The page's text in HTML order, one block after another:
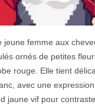
jeune femme aux
ornés de petites
rouge. Elle tient
avec une
jaune vif pour